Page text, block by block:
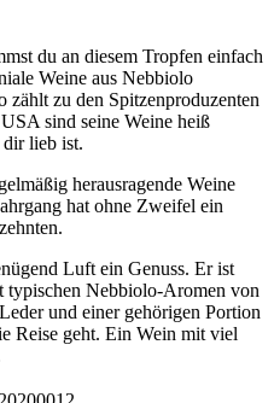
du an diesem Tropfen einfach
Weine aus Nebbiolo
zählt zu den Spitzenproduzenten
sind seine Weine heiß
lieb ist.
herausragende Weine
hat ohne Zweifel ein
Luft ein Genuss. Er ist
typischen Nebbiolo-Aromen von
und einer gehörigen Portion
Reise geht. Ein Wein mit viel